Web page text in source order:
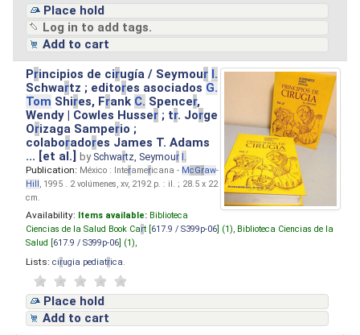
Place hold
Log in to add tags.
Add to cart
Principios de cirugía / Seymour I.
Schwartz ; editores asociados G.
Tom Shires, Frank C. Spencer,
Wendy | Cowles Husser ; tr. Jorge
Orizaga Samperio ;
colaboradores James T. Adams
... [et al.]by Schwartz, Seymour I.
Publication: México : Interamericana - McGraw-
Hill, 1995 . 2 volúmenes, xv, 2192 p. : il. ; 28.5 x 22
cm.
Availability: Items available: Biblioteca
Ciencias de la Salud Book Cart [ 617.9 / S399p-06 ] (1), Biblioteca Ciencias de la
Salud [ 617.9 / S399p-06 ] (1),
Lists: cirugia pediatrica
Place hold
Add to cart